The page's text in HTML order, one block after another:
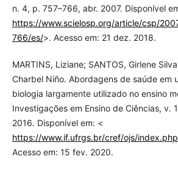
n. 4, p. 757–766, abr. 2007. Disponível
https://www.scielosp.org/article/csp/
766/es/>. Acesso em: 21 dez. 2018.
MARTINS, Liziane; SANTOS, Girlene
Charbel Niño. Abordagens de saúde em
biologia largamente utilizado no ensino
Investigações em Ensino de Ciências, v.
2016. Disponível em: <
https://www.if.ufrgs.br/cref/ojs/
Acesso em: 15 fev. 2020.